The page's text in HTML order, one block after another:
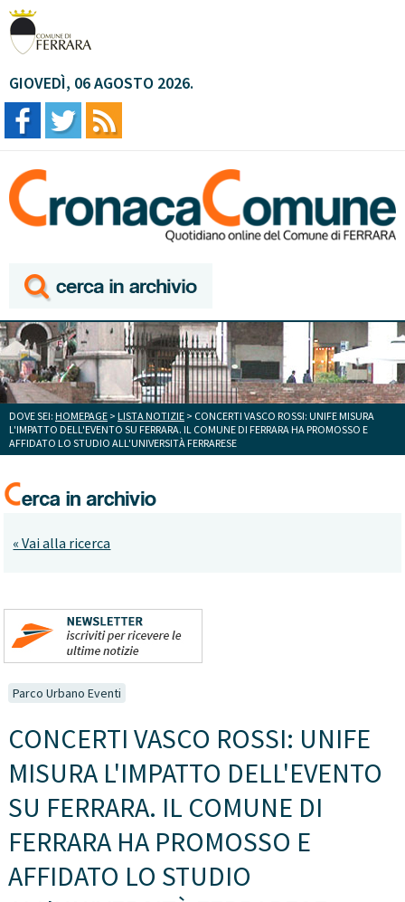
GIOVEDÌ, 06 AGOSTO 2026.
DOVE SEI: HOMEPAGE > LISTA NOTIZIE > CONCERTI VASCO ROSSI: UNIFE MISURA
L'IMPATTO DELL'EVENTO SU FERRARA. IL COMUNE DI FERRARA HA PROMOSSO E
AFFIDATO LO STUDIO ALL'UNIVERSITÀ FERRARESE
« Vai alla ricerca
Parco Urbano Eventi
CONCERTI VASCO ROSSI: UNIFE
MISURA L'IMPATTO DELL'EVENTO
SU FERRARA. IL COMUNE DI
FERRARA HA PROMOSSO E
AFFIDATO LO STUDIO